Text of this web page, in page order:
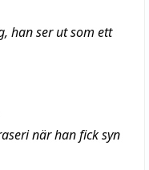
han ser ut som ett
när han fick syn